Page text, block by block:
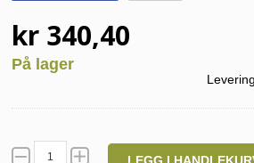
kr 340,40
På lager